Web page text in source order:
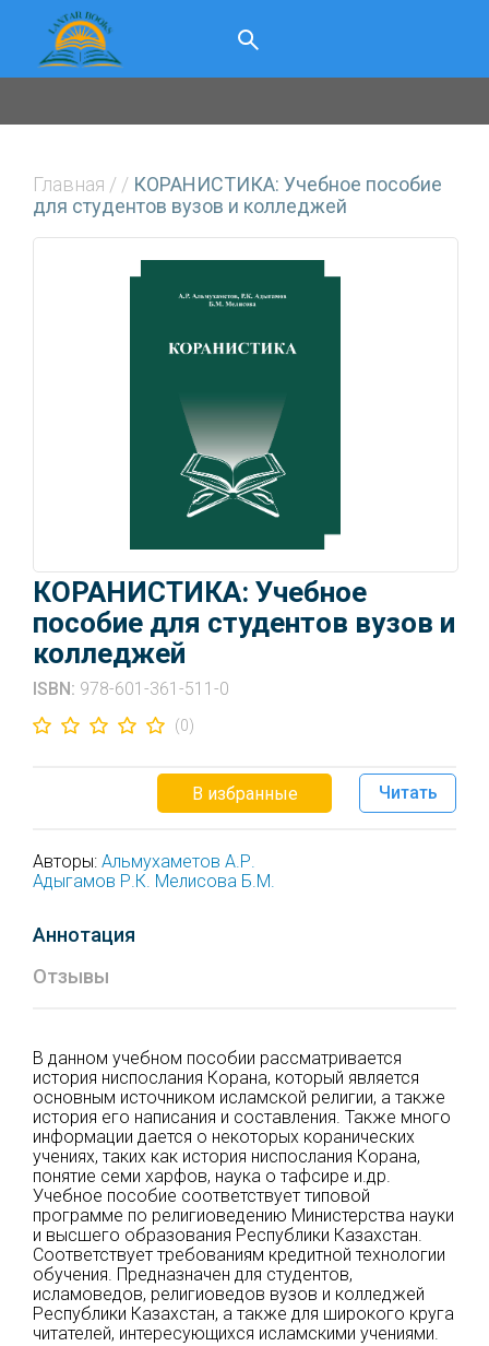
Главная / / КОРАНИСТИКА: Учебное пособие
для студентов вузов и колледжей
КОРАНИСТИКА: Учебное
пособие для студентов вузов и
колледжей
ISBN: 978-601-361-511-0
(0)
В избранные Читать
Авторы: Альмухаметов А.Р.
Адыгамов Р.К. Мелисова Б.М.
Аннотация
Отзывы
В данном учебном пособии рассматривается
история ниспослания Корана, который является
основным источником исламской религии, а также
история его написания и составления. Также много
информации дается о некоторых коранических
учениях, таких как история ниспослания Корана,
понятие семи харфов, наука о тафсире и.др.
Учебное пособие соответствует типовой
программе по религиоведению Министерства науки
и высшего образования Республики Казахстан.
Соответствует требованиям кредитной технологии
обучения. Предназначен для студентов,
исламоведов, религиоведов вузов и колледжей
Pеспублики Казахстан, а также для широкого круга
читателей, интересующихся исламскими учениями.